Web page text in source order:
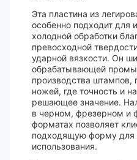
Эта пластина из
особенно подходит для
холодной обработки
превосходной
ударной вязкости. Он
обрабатывающей
производства штампов,
ножей, где точность и
решающее значение.
в черном, фрезерном и
форматах позволяет
подходящую форму для
использования.